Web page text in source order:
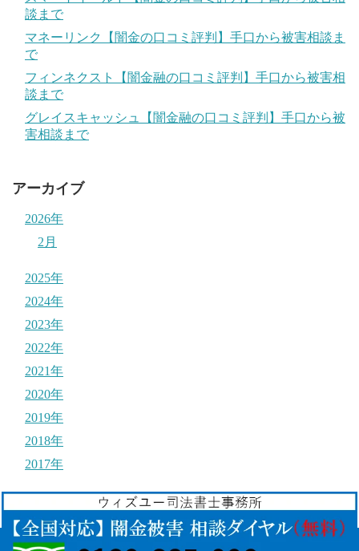
談まで
マネーリンク【闇金の口コミ評判】手口から被害相談ま
で
フィンネクスト【闇金融の口コミ評判】手口から被害相
談まで
グレイスキャッシュ【闇金融の口コミ評判】手口から被
害相談まで
アーカイブ
2026年
2月
2025年
2024年
2023年
2022年
2021年
2020年
2019年
2018年
2017年